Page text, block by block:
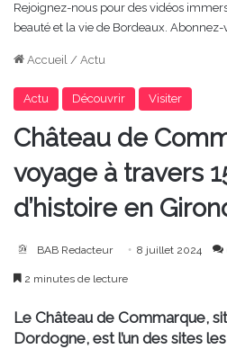
Rejoignez-nous pour des vidéos
beauté et la vie de Bordeaux.
Accueil / Actu
Actu Découvrir Visiter
Château de
voyage à travers
d’histoire en
BAB Redacteur 8 juillet 2024
2 minutes de lecture
Le Château de Commarque,
Dordogne, est l’un des sites